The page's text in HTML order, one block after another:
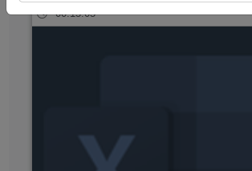
00:15:05